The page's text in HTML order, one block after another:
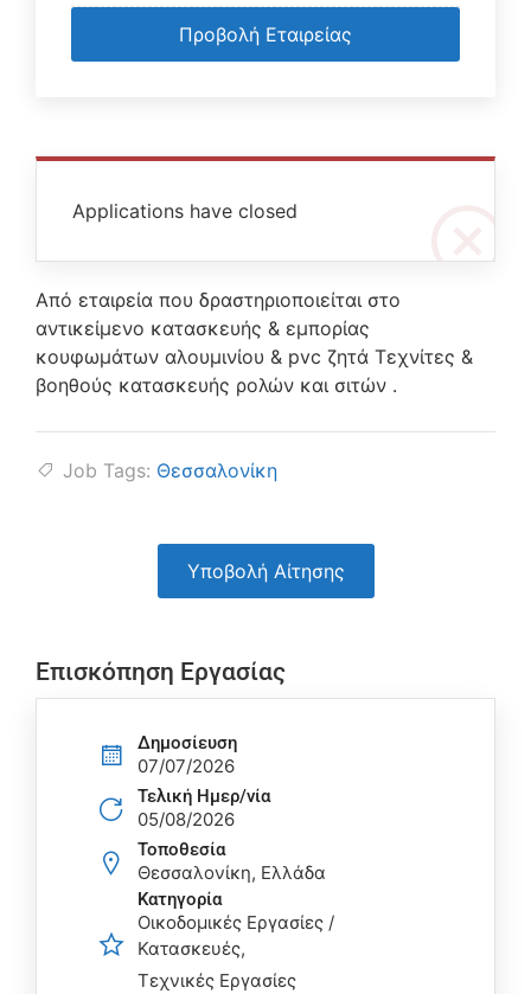
Applications have closed
Από εταιρεία που δραστηριοποιείται στο
αντικείμενο κατασκευής & εμπορίας
κουφωμάτων αλουμινίου & pvc ζητά Τεχνίτες &
βοηθούς κατασκευής ρολών και σιτών .
Job Tags: Θεσσαλονίκη
Υποβολή Αίτησης
Επισκόπηση Εργασίας
Δημοσίευση
07/07/2026
Τελική Ημερ/νία
05/08/2026
Τοποθεσία
Θεσσαλονίκη, Ελλάδα
Κατηγορία
Οικοδομικές Εργασίες /
Κατασκευές
Τεχνικές Εργασίες
Προβολή Εταιρείας